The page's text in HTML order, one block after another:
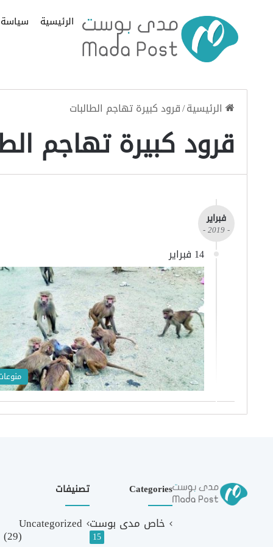
الرئيسية سياسة
الرئيسية/قرود كبيرة تهاجم الطالبات
قرود كبيرة تهاجم
فبراير
- 2019 -
14 فبراير
Categories
خاص مدى بوست
15
تصنيفات
Uncategorized
(29)